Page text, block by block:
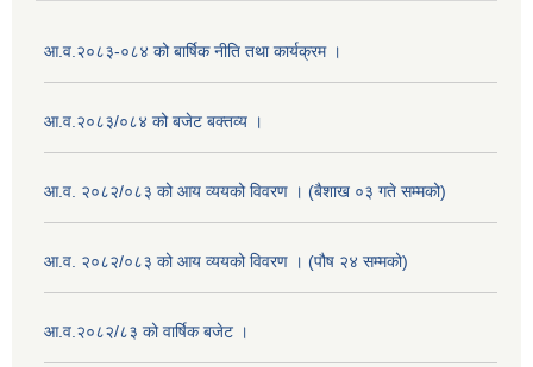
आ.व.२०८३-०८४ को बार्षिक नीति तथा कार्यक्रम ।
आ.व.२०८३/०८४ को बजेट बक्तव्य ।
आ.व. २०८२/०८३ को आय व्ययको विवरण । (बैशाख ०३ गते सम्मको)
आ.व. २०८२/०८३ को आय व्ययको विवरण । (पौष २४ सम्मको)
आ.व.२०८२/८३ को वार्षिक बजेट ।